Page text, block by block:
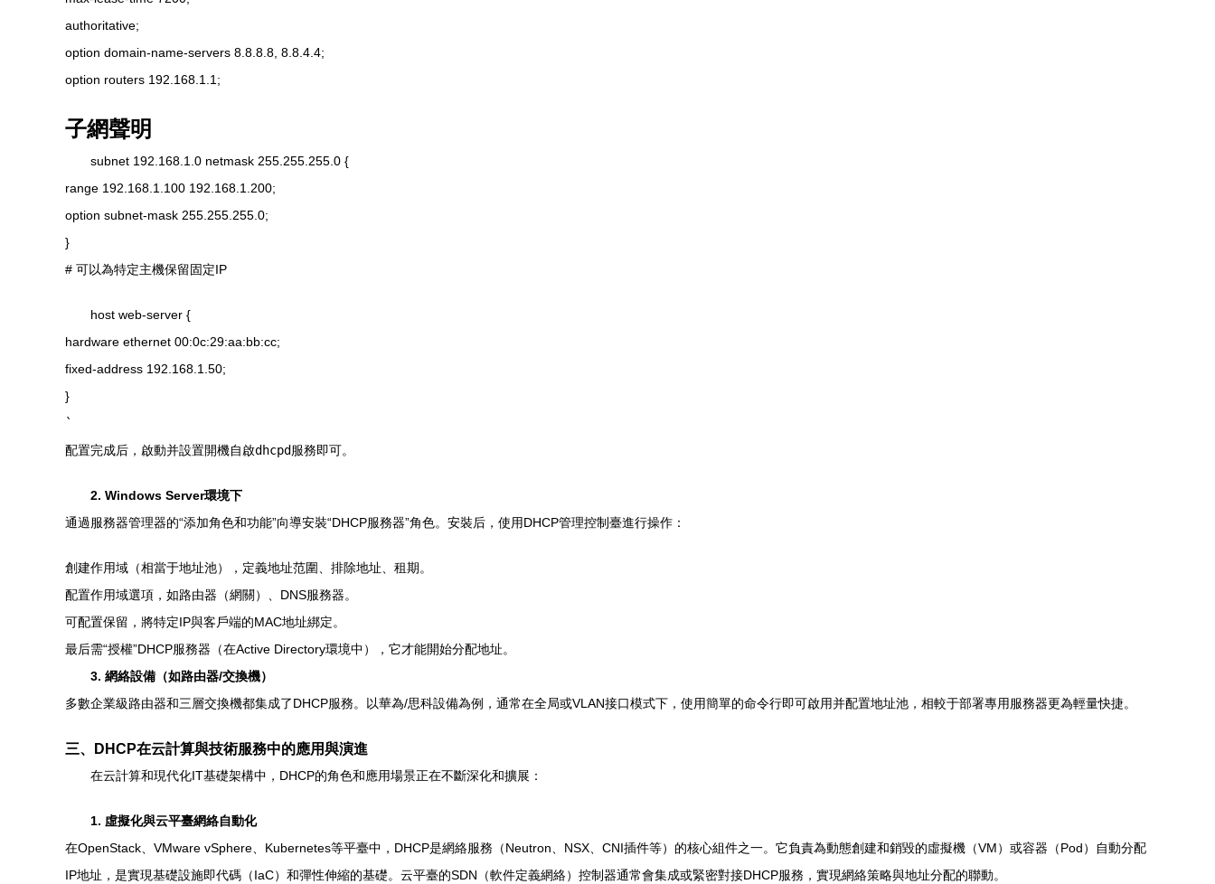
authoritative;
option domain-name-servers 8.8.8.8, 8.8.4.4;
option routers 192.168.1.1;
子網聲明
subnet 192.168.1.0 netmask 255.255.255.0 {
range 192.168.1.100 192.168.1.200;
option subnet-mask 255.255.255.0;
}
# 可以為特定主機保留固定IP
host web-server {
hardware ethernet 00:0c:29:aa:bb:cc;
fixed-address 192.168.1.50;
}
`
配置完成后，啟動并設置開機自啟dhcpd服務即可。
2. Windows Server環境下
通過服務器管理器的“添加角色和功能”向導安裝“DHCP服務器”角色。安裝后，使用DHCP管理控制臺進行操作：
創建作用域（相當于地址池），定義地址范圍、排除地址、租期。
配置作用域選項，如路由器（網關）、DNS服務器。
可配置保留，將特定IP與客戶端的MAC地址綁定。
最后需“授權”DHCP服務器（在Active Directory環境中），它才能開始分配地址。
3. 網絡設備（如路由器/交換機）
多數企業級路由器和三層交換機都集成了DHCP服務。以華為/思科設備為例，通常在全局或VLAN接口模式下，使用簡單的命令行即可啟用并配置地址池，相較于部署專用服務器更為輕量快捷。
三、DHCP在云計算與技術服務中的應用與演進
在云計算和現代化IT基礎架構中，DHCP的角色和應用場景正在不斷深化和擴展：
1. 虛擬化與云平臺網絡自動化
在OpenStack、VMware vSphere、Kubernetes等平臺中，DHCP是網絡服務（Neutron、NSX、CNI插件等）的核心組件之一。它負責為動態創建和銷毀的虛擬機（VM）或容器（Pod）自動分配
IP地址，是實現基礎設施即代碼（IaC）和彈性伸縮的基礎。云平臺的SDN（軟件定義網絡）控制器通常會集成或緊密對接DHCP服務，實現網絡策略與地址分配的聯動。